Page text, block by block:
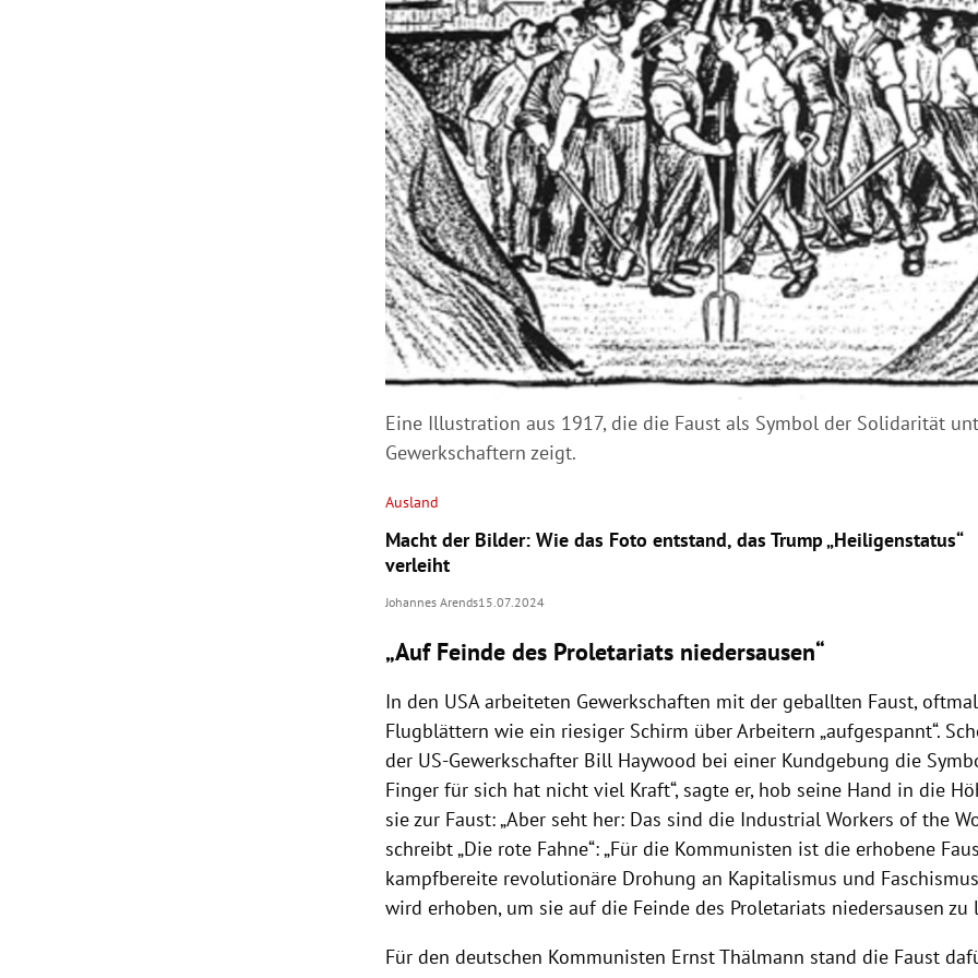
Eine Illustration aus 1917, die die Faust als Symbol der Solidarität
Gewerkschaftern zeigt.
Ausland
Macht der Bilder: Wie das Foto entstand, das Trump „Heiligenstatus“
verleiht
Johannes Arends15.07.2024
„Auf Feinde des Proletariats niedersausen“
In den USA arbeiteten Gewerkschaften mit der geballten Faust,
Flugblättern wie ein riesiger Schirm über Arbeitern „aufgespannt“.
der US-Gewerkschafter Bill Haywood bei einer Kundgebung die
Finger für sich hat nicht viel Kraft“, sagte er, hob seine Hand in die
sie zur Faust: „Aber seht her: Das sind die Industrial Workers of the
schreibt „Die rote Fahne“: „Für die Kommunisten ist die erhobene
kampfbereite revolutionäre Drohung an Kapitalismus und
wird erhoben, um sie auf die Feinde des Proletariats niedersausen zu
Für den deutschen Kommunisten Ernst Thälmann stand die Faust